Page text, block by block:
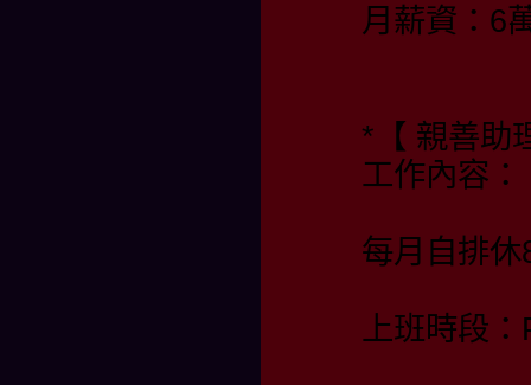
月薪資：6
*【 親善助
工作內容
每月自排休
上班時段